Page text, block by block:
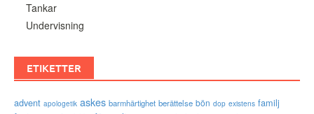
Tankar
Undervisning
ETIKETTER
advent apologetik askes barmhärtighet berättelse bön dop existens familj